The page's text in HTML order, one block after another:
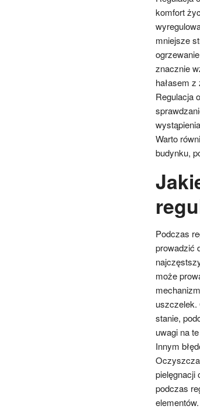
komfort
mniejsze
znacznie
hałasem
Regulacja
Warto
budynku,
Podczas
prowadzić
może
uszczelek.
stanie,
uwagi na
Innym
pielęgnacji
podczas
elementów.